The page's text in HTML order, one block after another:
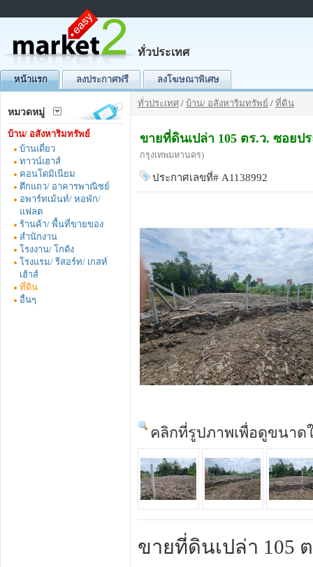
ทั่วประเทศ
หน้าแรก ลงประกาศฟรี ลงโฆษณาพิเศษ
หมวดหมู่
บ้าน/ อสังหาริมทรัพย์
บ้านเดี่ยว
ทาวน์เฮาส์
คอนโดมิเนียม
ตึกแถว/ อาคารพาณิชย์
อพาร์ทเม้นท์/ หอพัก/
แฟลต
ร้านค้า/ พื้นที่ขายของ
สำนักงาน
โรงงาน/ โกดัง
โรงแรม/ รีสอร์ท/ เกสท์
เฮ้าส์
ที่ดิน
อื่นๆ
ทั่วประเทศ / บ้าน/ อสังหาริมทรัพย์ / ที่ดิน
ขายที่ดินเปล่า 105 ตร.ว. ซอยป
กรุงเทพมหานคร)
ประกาศเลขที่# A1138992
คลิกที่รูปภาพเพื่อดูขนาด
ขายที่ดินเปล่า 105